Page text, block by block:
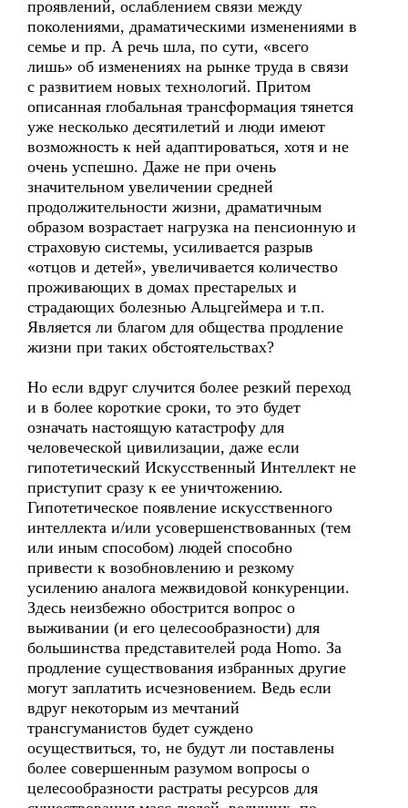
проявлений, ослаблением связи между
поколениями, драматическими изменениями в
семье и пр. А речь шла, по сути, «всего
лишь» об изменениях на рынке труда в связи
с развитием новых технологий. Притом
описанная глобальная трансформация тянется
уже несколько десятилетий и люди имеют
возможность к ней адаптироваться, хотя и не
очень успешно. Даже не при очень
значительном увеличении средней
продолжительности жизни, драматичным
образом возрастает нагрузка на пенсионную и
страховую системы, усиливается разрыв
«отцов и детей», увеличивается количество
проживающих в домах престарелых и
страдающих болезнью Альцгеймера и т.п.
Является ли благом для общества продление
жизни при таких обстоятельствах?
Но если вдруг случится более резкий переход
и в более короткие сроки, то это будет
означать настоящую катастрофу для
человеческой цивилизации, даже если
гипотетический Искусственный Интеллект не
приступит сразу к ее уничтожению.
Гипотетическое появление искусственного
интеллекта и/или усовершенствованных (тем
или иным способом) людей способно
привести к возобновлению и резкому
усилению аналога межвидовой конкуренции.
Здесь неизбежно обострится вопрос о
выживании (и его целесообразности) для
большинства представителей рода Homo. За
продление существования избранных другие
могут заплатить исчезновением. Ведь если
вдруг некоторым из мечтаний
трансгуманистов будет суждено
осуществиться, то, не будут ли поставлены
более совершенным разумом вопросы о
целесообразности растраты ресурсов для